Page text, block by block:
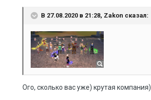
В 27.08.2020 в 21:28, Zakon сказал:
Ого, сколько вас уже) крутая компания)